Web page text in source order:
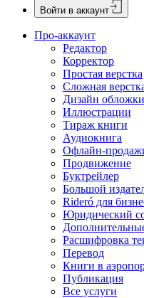
Войти в аккаунт
Про-аккаунт
Редактор
Корректор
Простая верстка
Сложная
Дизайн обложки
Иллюстрации
Тираж книги
Аудиокнига
Офлайн-
Продвижение
Буктрейлер
Большой
Rideró для
Юридический
Расшифровка
Перевод
Книги в
Публикация
Все услуги